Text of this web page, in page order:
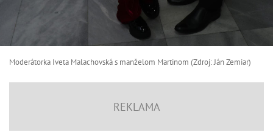
Moderátorka Iveta Malachovská s manželom Martinom (Zdroj: Ján Zemiar)